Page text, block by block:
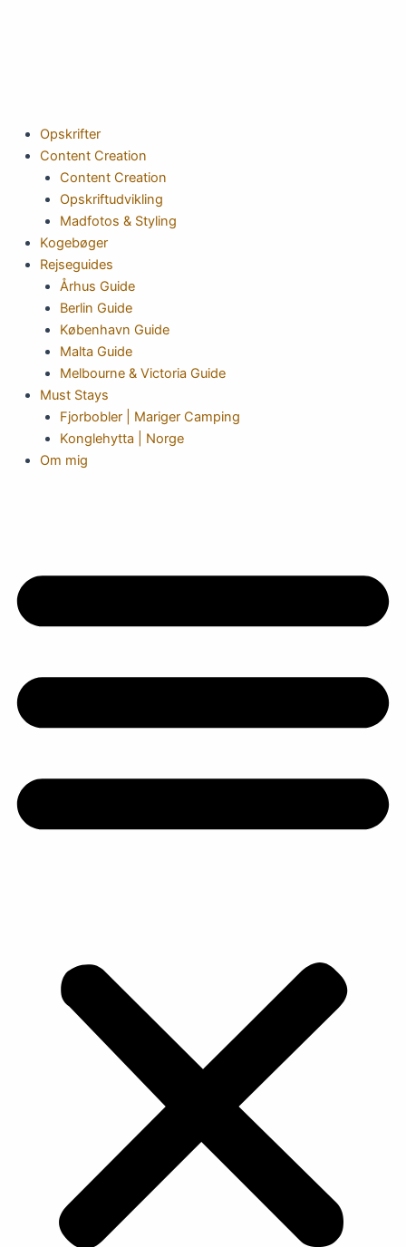
Opskrifter
Content Creation
Content Creation
Opskriftudvikling
Madfotos & Styling
Kogebøger
Rejseguides
Århus Guide
Berlin Guide
København Guide
Malta Guide
Melbourne & Victoria Guide
Must Stays
Fjorbobler | Mariger Camping
Konglehytta | Norge
Om mig